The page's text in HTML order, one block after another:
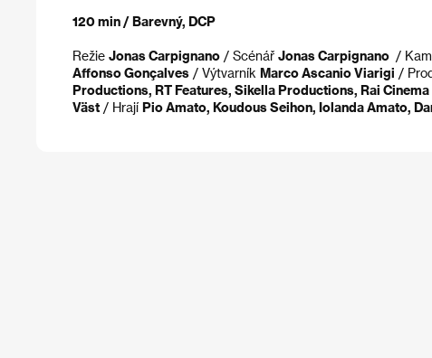
120 min / Barevný, DCP
Režie Jonas Carpignano / Scénář Jonas Carpignano /
Affonso Gonçalves / Výtvarník Marco Ascanio Viarigi /
Productions, RT Features, Sikella Productions, Rai Cinema
Väst / Hrají Pio Amato, Koudous Seihon, Iolanda Amato,